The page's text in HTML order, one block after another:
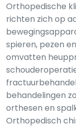
Orthopedische
richten zich op
spieren, pezen
omvatten
behandelingen
orthesen en
Orthopedisch